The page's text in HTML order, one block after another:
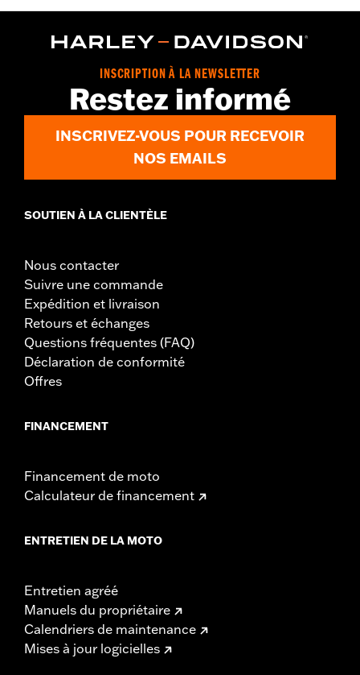
INSCRIPTION À LA NEWSLETTER
Restez informé
INSCRIVEZ-VOUS POUR RECEVOIR
NOS EMAILS
SOUTIEN À LA CLIENTÈLE
Nous contacter
Suivre une commande
Expédition et livraison
Retours et échanges
Questions fréquentes (FAQ)
Déclaration de conformité
Offres
FINANCEMENT
Financement de moto
Calculateur de financement
ENTRETIEN DE LA MOTO
Entretien agréé
Manuels du propriétaire
Calendriers de maintenance
Mises à jour logicielles